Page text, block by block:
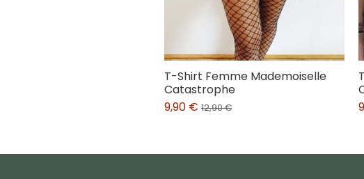
T-Shirt Femme Mademoiselle
Catastrophe
9,90 € 12,90 €